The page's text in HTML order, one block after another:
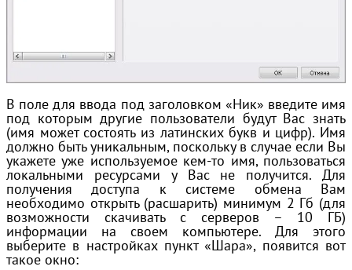
В поле для ввода под заголовком «Ник» введите имя
под которым другие пользователи будут Вас знать
(имя может состоять из латинских букв и цифр). Имя
должно быть уникальным, поскольку в случае если Вы
укажете уже используемое кем-то имя, пользоваться
локальными ресурсами у Вас не получится. Для
получения доступа к системе обмена Вам
необходимо открыть (расшарить) минимум 2 Гб (для
возможности скачивать с серверов – 10 ГБ)
информации на своем компьютере. Для этого
выберите в настройках пункт «Шара», появится вот
такое окно: